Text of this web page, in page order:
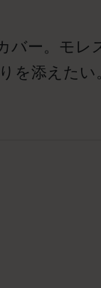
ー。モレ
を添えた